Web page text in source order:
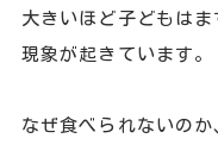
大きいほど子どもは
現象が起きています。
なぜ食べられないの